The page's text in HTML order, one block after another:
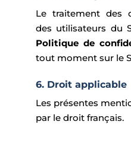
Le traitement des
des utilisateurs du
Politique de
tout moment sur le
6. Droit applicable
Les présentes
par le droit français.